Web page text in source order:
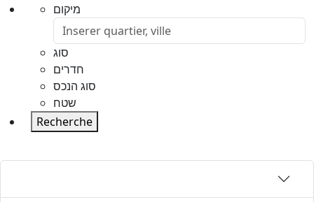
מיקום
סוג
חדרים
סוג הנכס
שטח
Recherche